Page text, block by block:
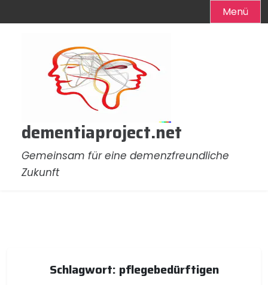
Menü
dementiaproject.net
Gemeinsam für eine demenzfreundliche
Zukunft
Schlagwort: pflegebedürftigen